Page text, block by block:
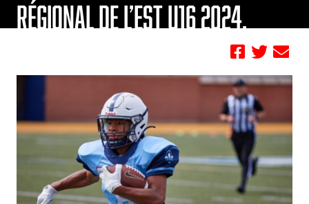
RÉGIONAL DE L’EST U16 2024.